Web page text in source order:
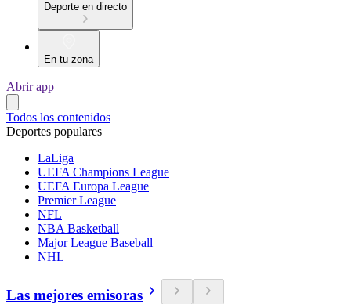
Deporte en directo
En tu zona
Abrir app
Todos los contenidos
Deportes populares
LaLiga
UEFA Champions League
UEFA Europa League
Premier League
NFL
NBA Basketball
Major League Baseball
NHL
Las mejores emisoras